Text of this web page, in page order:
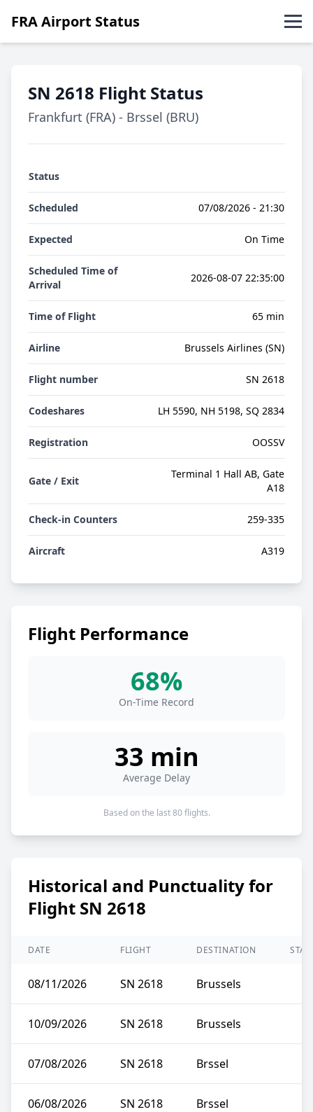
FRA Airport Status
Ankünfte
SN 2618 Flight Status
Frankfurt (FRA) - Brssel (BRU)
Status
Scheduled 07/08/2026 - 21:30
Expected On Time
Scheduled Time of
Arrival
2026-08-07 22:35:00
Time of Flight 65 min
Airline Brussels Airlines (SN)
Flight number SN 2618
Codeshares LH 5590, NH 5198, SQ 2834
Registration OOSSV
Gate / Exit
Terminal 1 Hall AB, Gate
A18
Check-in Counters 259-335
Aircraft A319
Flight Performance
68%
On-Time Record
33 min
Average Delay
Based on the last 80 flights.
Historical and Punctuality for
Flight SN 2618
DATE FLIGHT DESTINATION
08/11/2026 SN 2618 Brussels
10/09/2026 SN 2618 Brussels
07/08/2026 SN 2618 Brssel
06/08/2026 SN 2618 Brssel